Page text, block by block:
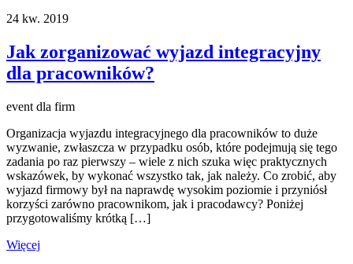
24 kw. 2019
Jak zorganizować wyjazd integracyjny
dla pracowników?
event dla firm
Organizacja wyjazdu integracyjnego dla pracowników to duże
wyzwanie, zwłaszcza w przypadku osób, które podejmują się tego
zadania po raz pierwszy – wiele z nich szuka więc praktycznych
wskazówek, by wykonać wszystko tak, jak należy. Co zrobić, aby
wyjazd firmowy był na naprawdę wysokim poziomie i przyniósł
korzyści zarówno pracownikom, jak i pracodawcy? Poniżej
przygotowaliśmy krótką […]
Więcej